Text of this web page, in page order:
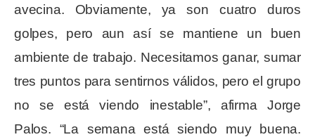
avecina. Obviamente, ya son cuatro duros
golpes, pero aun así se mantiene un buen
ambiente de trabajo. Necesitamos ganar, sumar
tres puntos para sentirnos válidos, pero el grupo
no se está viendo inestable”, afirma Jorge
Palos. “La semana está siendo muy buena.